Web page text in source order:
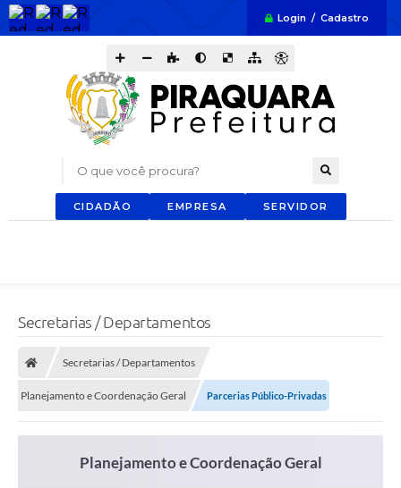
Login / Cadastro
O que você procura?
CIDADÃO EMPRESA SERVIDOR
Secretarias / Departamentos
Secretarias / Departamentos
Planejamento e Coordenação Geral Parcerias Público-Privadas
Planejamento e Coordenação Geral